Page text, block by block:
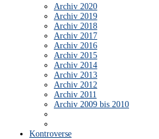
Archiv 2020
Archiv 2019
Archiv 2018
Archiv 2017
Archiv 2016
Archiv 2015
Archiv 2014
Archiv 2013
Archiv 2012
Archiv 2011
Archiv 2009 bis 2010
Kontroverse